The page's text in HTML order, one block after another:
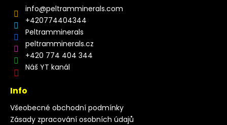
info@peltramminerals.com
+420774404344
Peltramminerals
peltramminerals.cz
+420 774 404 344
Náš YT kanál
Info
Všeobecné obchodní podmínky
Zásady zpracování osobních údajů